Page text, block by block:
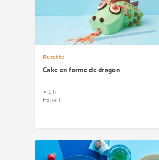
Recette
Cake en forme de dragon
> 1 h
Expert